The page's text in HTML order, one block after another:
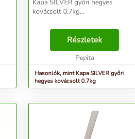
Kapa SILVER győri hegyes
kovácsolt 0.7kg...
Részletek
Pepita
Hasonlók, mint Kapa SILVER győri
hegyes kovácsolt 0.7kg